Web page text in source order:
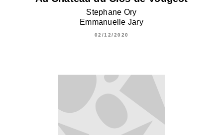
Stephane Ory
Emmanuelle Jary
02/12/2020